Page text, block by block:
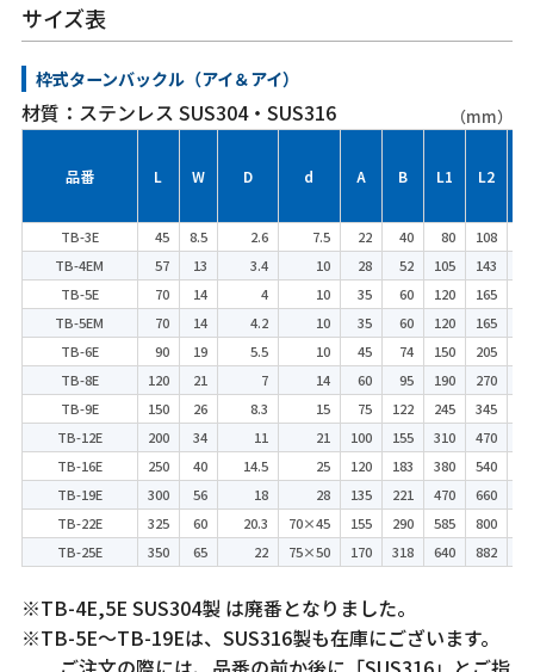
サイズ表
枠式ターンバックル（アイ＆アイ）
材質：ステンレス SUS304・SUS316 （mm）
品番 L W D d A B L1 L2
TB-3E 45 8.5 2.6 7.5 22 40 80 108
TB-4EM
57 13 3.4 10 28 52 105 143
TB-5E
70 14 4 10 35 60 120 165
TB-5EM
70 14 4.2 10 35 60 120 165
TB-6E
90 19 5.5 10 45 74 150 205
TB-8E
120 21 7 14 60 95 190 270
TB-9E
150 26 8.3 15 75 122 245 345
TB-12E
200 34 11 21 100 155 310 470
TB-16E
250 40 14.5 25 120 183 380 540
TB-19E
300 56 18 28 135 221 470 660
TB-22E
325 60 20.3 70×45 155 290 585 800
TB-25E
350 65 22 75×50 170 318 640 882
※TB-4E,5E SUS304製 は廃番となりました。
※TB-5E～TB-19Eは、SUS316製も在庫にございます。